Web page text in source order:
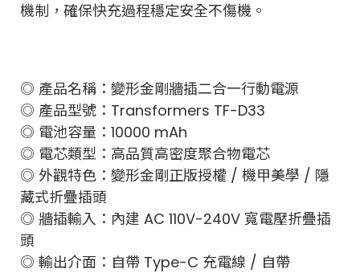
機制，確保快充過程穩定安全不傷機。
◎ 產品名稱：變形金剛牆插二合一行動電源
◎ 產品型號：Transformers TF-D33
◎ 電池容量：10000 mAh
◎ 電芯類型：高品質高密度聚合物電芯
◎ 外觀特色：變形金剛正版授權 / 機甲美學 / 隱
藏式折疊插頭
◎ 牆插輸入：內建 AC 110V-240V 寬電壓折疊插
頭
◎ 輸出介面：自帶 Type-C 充電線 / 自帶